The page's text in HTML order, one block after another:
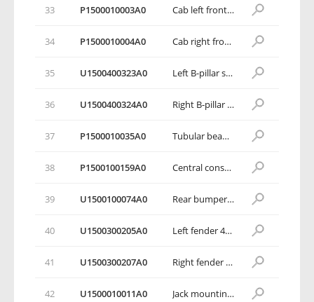
33 P1500010003A0 Cab left front end plate
34 P1500010004A0 Cab right front end plate
35 U1500400323A0 Left B-pillar side collision sensor reinforcement plate
36 U1500400324A0 Right B-pillar side collision sensor reinforcement plate
37 P1500010035A0 Tubular beam right mounting bracket assembly
38 P1500100159A0 Central console mounting bracket assembly 1
39 U1500100074A0 Rear bumper support plate assembly
40 U1500300205A0 Left fender 4th mounting bracket assembly
41 U1500300207A0 Right fender 4th mounting bracket assembly
42 U1500010011A0 Jack mounting bracket assembly